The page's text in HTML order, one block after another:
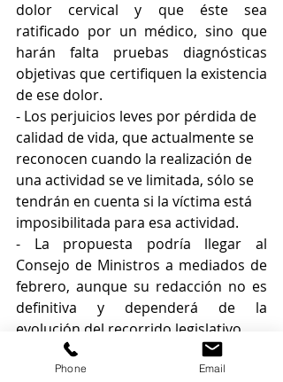
dolor cervical y que éste sea
ratificado por un médico, sino que
harán falta pruebas diagnósticas
objetivas que certifiquen la existencia
de ese dolor.
- Los perjuicios leves por pérdida de
calidad de vida, que actualmente se
reconocen cuando la realización de
una actividad se ve limitada, sólo se
tendrán en cuenta si la víctima está
imposibilitada para esa actividad.
- La propuesta podría llegar al
Consejo de Ministros a mediados de
febrero, aunque su redacción no es
definitiva y dependerá de la
evolución del recorrido legislativo.
(fuente: Expansión.com
Phone Email